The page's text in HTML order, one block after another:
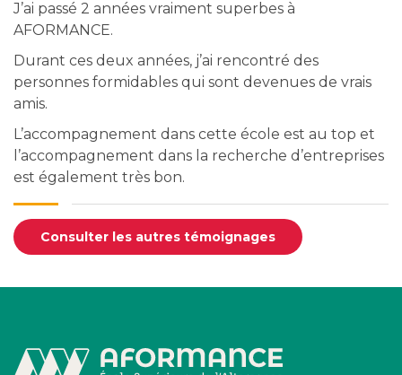
J’ai passé 2 années vraiment superbes à
AFORMANCE.
Durant ces deux années, j’ai rencontré des
personnes formidables qui sont devenues de vrais
amis.
L’accompagnement dans cette école est au top et
l’accompagnement dans la recherche d’entreprises
est également très bon.
Consulter les autres témoignages